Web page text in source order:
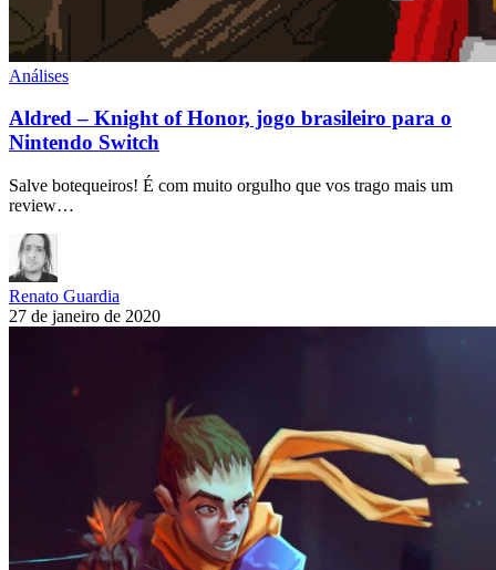
Análises
Aldred – Knight of Honor, jogo brasileiro para o
Nintendo Switch
Salve botequeiros! É com muito orgulho que vos trago mais um
review…
Renato Guardia
27 de janeiro de 2020